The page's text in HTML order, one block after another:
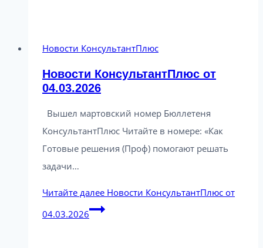
Новости КонсультантПлюс
Новости КонсультантПлюс от
04.03.2026
Вышел мартовский номер Бюллетеня
КонсультантПлюс Читайте в номере: «Как
Готовые решения (Проф) помогают решать
задачи…
Читайте далее Новости КонсультантПлюс от
04.03.2026